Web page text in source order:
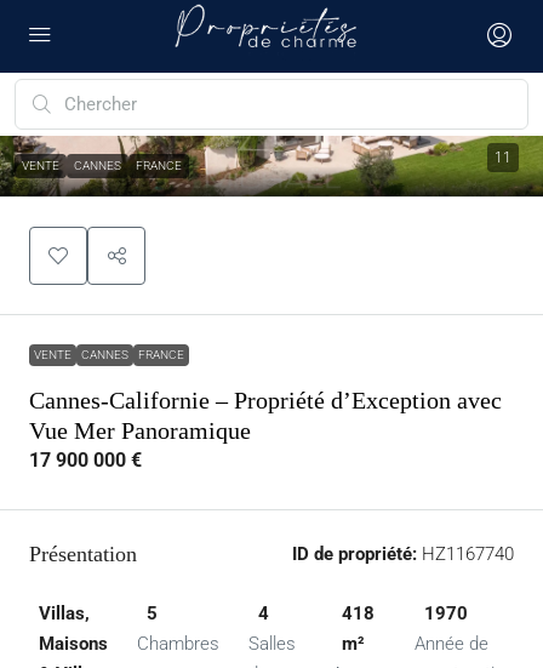
11
VENTE CANNES FRANCE
VENTE CANNES FRANCE
Cannes-Californie – Propriété d’Exception avec
Vue Mer Panoramique
17 900 000 €
Présentation ID de propriété: HZ1167740
Villas,
Maisons
5
Chambres
4
Salles
418
m²
1970
Année de